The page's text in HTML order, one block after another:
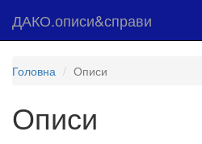
ДАКО.описи&справи
Головна Описи
Описи